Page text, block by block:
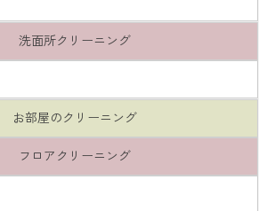
洗面所クリーニング
お部屋のクリーニング
フロアクリーニング